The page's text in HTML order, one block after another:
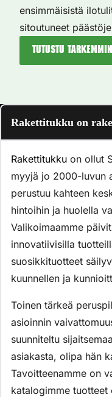
ensimmäisistä
sitoutuneet
Tutustu tarkemmin
Rakettitukku on
Rakettitukku on ollut
myyjä jo 2000-luvun
perustuu kahteen
hintoihin ja huolella
Valikoimaamme
innovatiivisilla
suosikkituotteet
kuunnellen ja
Toinen tärkeä
asioinnin
suunniteltu
asiakasta, olipa hän
Tavoitteenamme on
katalogimme tuotteet